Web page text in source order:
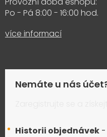
Po - Pá 8:00 - 16:00 hod.
více informací
Nemáte u nás
Historii objednávek -